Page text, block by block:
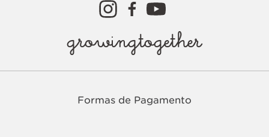
growingtogether
Formas de Pagamento